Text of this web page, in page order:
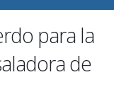
para la
de